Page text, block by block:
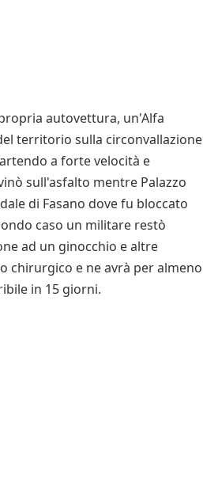
autovettura, un'Alfa
territorio sulla circonvallazione
a forte velocità e
sull'asfalto mentre Palazzo
di Fasano dove fu bloccato
caso un militare restò
ad un ginocchio e altre
chirurgico e ne avrà per almeno
in 15 giorni.